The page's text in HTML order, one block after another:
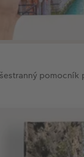
pomocník